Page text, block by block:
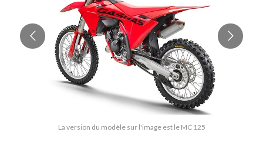
La version du modèle sur l'image est le MC 125